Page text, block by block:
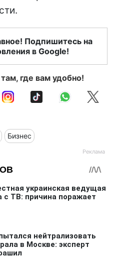
Подпишитесь на
в Google!
где вам удобно!
Бизнес